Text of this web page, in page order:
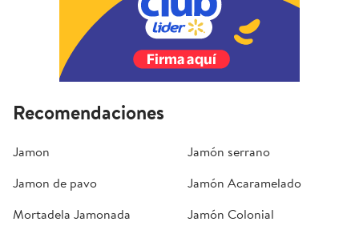
Recomendaciones
Jamon
Jamón serrano
Jamon de pavo
Jamón Acaramelado
Mortadela Jamonada
Jamón Colonial